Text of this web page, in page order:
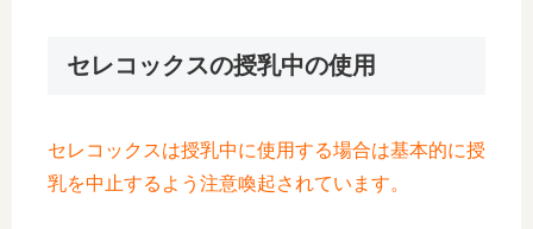
セレコックスの授乳中の使用
セレコックスは授乳中に使用する場合は基本的に授
乳を中止するよう注意喚起されています。